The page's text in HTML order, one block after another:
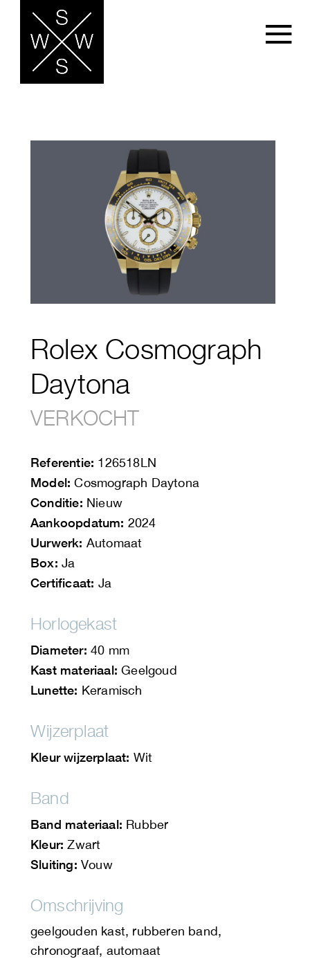
Rolex Cosmograph
Daytona
VERKOCHT
Referentie: 126518LN
Model: Cosmograph Daytona
Conditie: Nieuw
Aankoopdatum: 2024
Uurwerk: Automaat
Box: Ja
Certificaat: Ja
Horlogekast
Diameter: 40 mm
Kast materiaal: Geelgoud
Lunette: Keramisch
Wijzerplaat
Kleur wijzerplaat: Wit
Band
Band materiaal: Rubber
Kleur: Zwart
Sluiting: Vouw
Omschrijving
geelgouden kast, rubberen band,
chronograaf, automaat